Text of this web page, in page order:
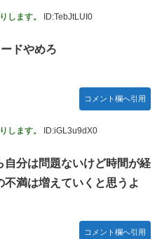
します。 ID:TebJtLUI0
ドやめろ
コメント欄へ引用
します。 ID:iGL3u9dX0
分は問題ないけど時間が経
満は増えていくと思うよ
コメント欄へ引用